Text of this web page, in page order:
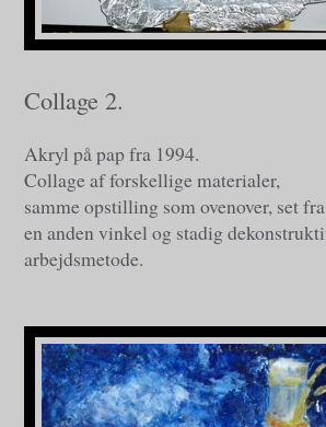
Collage 2.
Akryl på pap fra 1994.
Collage af forskellige materialer,
samme opstilling som ovenover, set fra
en anden vinkel og stadig
arbejdsmetode.